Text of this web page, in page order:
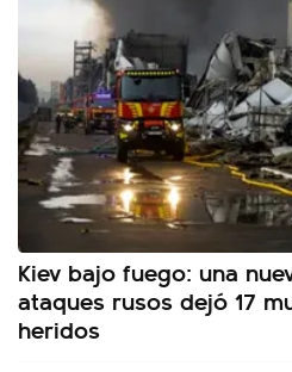
Kiev bajo fuego: una
ataques rusos dejó 17
heridos